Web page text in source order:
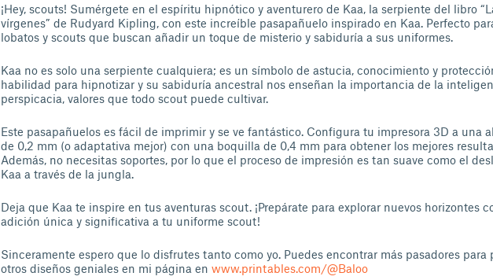
¡Hey, scouts! Sumérgete en el espíritu hipnótico y aventurero de Kaa, la serpiente del libro
vírgenes” de Rudyard Kipling, con este increíble pasapañuelo inspirado en Kaa. Perfecto
lobatos y scouts que buscan añadir un toque de misterio y sabiduría a sus uniformes.
Kaa no es solo una serpiente cualquiera; es un símbolo de astucia, conocimiento y
habilidad para hipnotizar y su sabiduría ancestral nos enseñan la importancia de la
perspicacia, valores que todo scout puede cultivar.
Este pasapañuelos es fácil de imprimir y se ve fantástico. Configura tu impresora 3D a una
de 0,2 mm (o adaptativa mejor) con una boquilla de 0,4 mm para obtener los mejores
Además, no necesitas soportes, por lo que el proceso de impresión es tan suave como el
Kaa a través de la jungla.
Deja que Kaa te inspire en tus aventuras scout. ¡Prepárate para explorar nuevos horizontes
adición única y significativa a tu uniforme scout!
Sinceramente espero que lo disfrutes tanto como yo. Puedes encontrar más pasadores para
otros diseños geniales en mi página en www.printables.com/@Baloo